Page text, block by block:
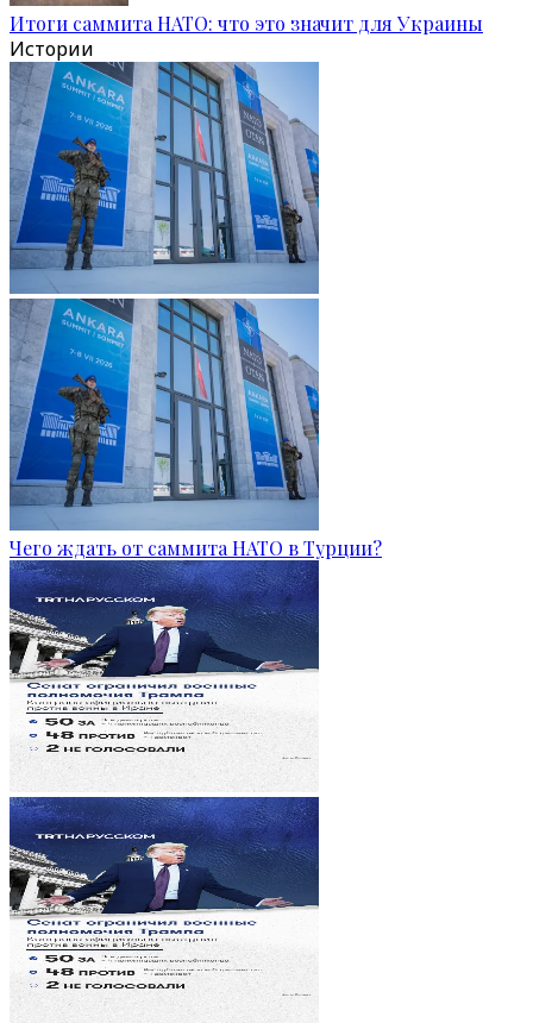
Итоги саммита НАТО: что это значит для Украины
Истории
Чего ждать от саммита НАТО в Турции?